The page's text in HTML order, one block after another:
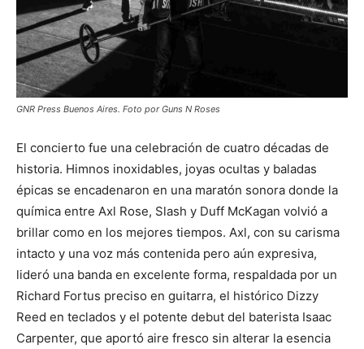
GNR Press Buenos Aires. Foto por Guns N Roses
El concierto fue una celebración de cuatro décadas de
historia. Himnos inoxidables, joyas ocultas y baladas
épicas se encadenaron en una maratón sonora donde la
química entre Axl Rose, Slash y Duff McKagan volvió a
brillar como en los mejores tiempos. Axl, con su carisma
intacto y una voz más contenida pero aún expresiva,
lideró una banda en excelente forma, respaldada por un
Richard Fortus preciso en guitarra, el histórico Dizzy
Reed en teclados y el potente debut del baterista Isaac
Carpenter, que aportó aire fresco sin alterar la esencia